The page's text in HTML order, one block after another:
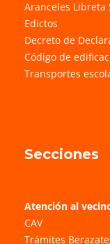
Aranceles Libreta
Edictos
Decreto de
Código de
Transportes
Secciones
Atención al
CAV
Trámites